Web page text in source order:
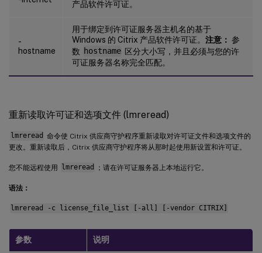
产品软件许可证。
-
hostname
用于绑定到许可证服务器主机名的基于
Windows 的 Citrix 产品软件许可证。 注意： 参
数 hostname 区分大小写，并且必须与您的许
可证服务器名称完全匹配。
重新读取许可证和选项文件 (lmreread)
lmreread 命令使 Citrix 供应商守护程序重新读取对许可证文件和选项文件的
更改。重新读取后，Citrix 供应商守护程序将从那时起使用新设置和许可证。
您不能远程使用 lmreread ；请在许可证服务器上本地运行它。
语法：
lmreread -c license_file_list [-all] [-vendor CITRIX]
参数 说明